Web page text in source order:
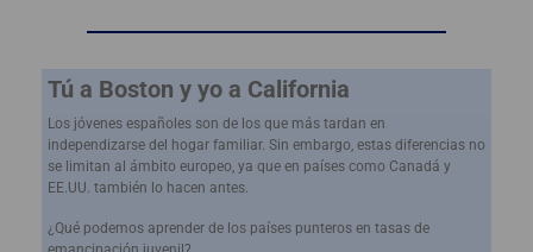
Tú a Boston y yo a California
Los jóvenes españoles son de los que más tardan en
independizarse del hogar familiar. Sin embargo, estas diferencias no
se limitan al ámbito europeo, ya que en países como Canadá y
EE.UU. también lo hacen antes.
¿Qué podemos aprender de los países punteros en tasas de